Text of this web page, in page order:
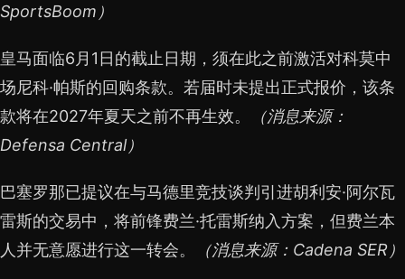
SportsBoom）
皇马面临6月1日的截止日期，须在此之前激活对科莫中
场尼科·帕斯的回购条款。若届时未提出正式报价，该条
款将在2027年夏天之前不再生效。
（消息来源：
Defensa Central）
巴塞罗那已提议在与马德里竞技谈判引进胡利安·阿尔瓦
雷斯的交易中，将前锋费兰·托雷斯纳入方案，但费兰本
人并无意愿进行这一转会。
（消息来源：Cadena SER）